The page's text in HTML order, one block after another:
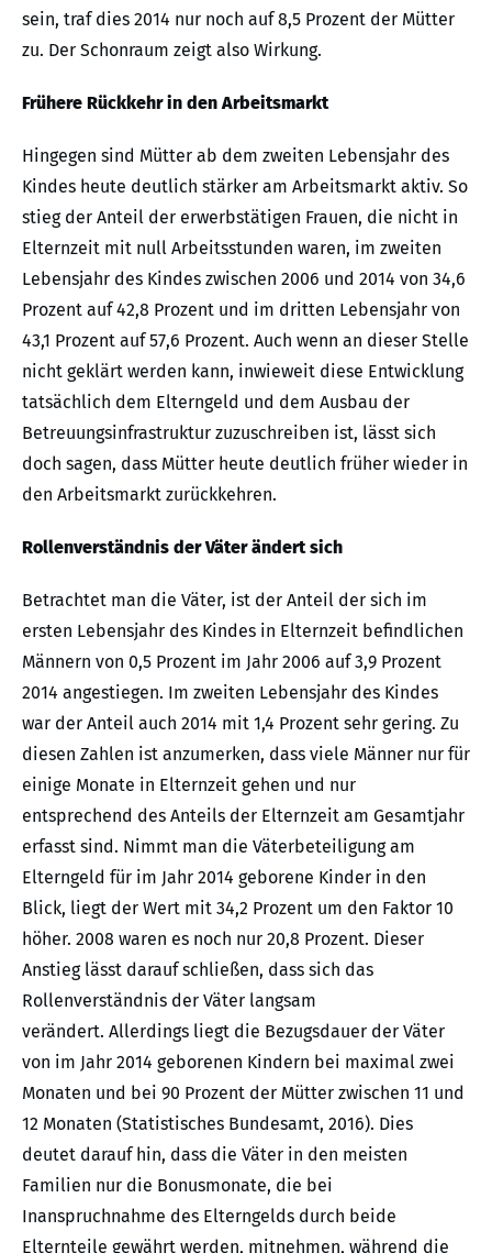
sein, traf dies 2014 nur noch auf 8,5 Prozent der Mütter
zu. Der Schonraum zeigt also Wirkung.
Frühere Rückkehr in den Arbeitsmarkt
Hingegen sind Mütter ab dem zweiten Lebensjahr des
Kindes heute deutlich stärker am Arbeitsmarkt aktiv. So
stieg der Anteil der erwerbstätigen Frauen, die nicht in
Elternzeit mit null Arbeitsstunden waren, im zweiten
Lebensjahr des Kindes zwischen 2006 und 2014 von 34,6
Prozent auf 42,8 Prozent und im dritten Lebensjahr von
43,1 Prozent auf 57,6 Prozent. Auch wenn an dieser Stelle
nicht geklärt werden kann, inwieweit diese Entwicklung
tatsächlich dem Elterngeld und dem Ausbau der
Betreuungsinfrastruktur zuzuschreiben ist, lässt sich
doch sagen, dass Mütter heute deutlich früher wieder in
den Arbeitsmarkt zurückkehren.
Rollenverständnis der Väter ändert sich
Betrachtet man die Väter, ist der Anteil der sich im
ersten Lebensjahr des Kindes in Elternzeit befindlichen
Männern von 0,5 Prozent im Jahr 2006 auf 3,9 Prozent
2014 angestiegen. Im zweiten Lebensjahr des Kindes
war der Anteil auch 2014 mit 1,4 Prozent sehr gering. Zu
diesen Zahlen ist anzumerken, dass viele Männer nur für
einige Monate in Elternzeit gehen und nur
entsprechend des Anteils der Elternzeit am Gesamtjahr
erfasst sind. Nimmt man die Väterbeteiligung am
Elterngeld für im Jahr 2014 geborene Kinder in den
Blick, liegt der Wert mit 34,2 Prozent um den Faktor 10
höher. 2008 waren es noch nur 20,8 Prozent. Dieser
Anstieg lässt darauf schließen, dass sich das
Rollenverständnis der Väter langsam
verändert. Allerdings liegt die Bezugsdauer der Väter
von im Jahr 2014 geborenen Kindern bei maximal zwei
Monaten und bei 90 Prozent der Mütter zwischen 11 und
12 Monaten (Statistisches Bundesamt, 2016). Dies
deutet darauf hin, dass die Väter in den meisten
Familien nur die Bonusmonate, die bei
Inanspruchnahme des Elterngelds durch beide
Elternteile gewährt werden, mitnehmen, während die